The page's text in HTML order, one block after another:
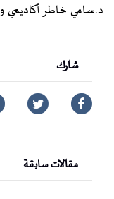
د.سامي خاطر أكاديمي
شارك
مقالات سابقة